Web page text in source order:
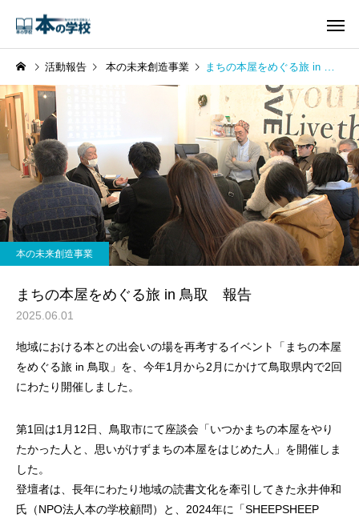
活動報告 本の未来創造事業 まちの本屋をめぐる旅 in 鳥取 報告
本の未来創造事業
まちの本屋をめぐる旅 in 鳥取 報告
2025.06.01
地域における本との出会いの場を再考するイベント「まちの本屋
をめぐる旅 in 鳥取」を、今年1月から2月にかけて鳥取県内で2回
にわたり開催しました。
第1回は1月12日、鳥取市にて座談会「いつかまちの本屋をやり
たかった人と、思いがけずまちの本屋をはじめた人」を開催しま
した。
登壇者は、長年にわたり地域の読書文化を牽引してきた永井伸和
氏（NPO法人本の学校顧問）と、2024年に「SHEEPSHEEP